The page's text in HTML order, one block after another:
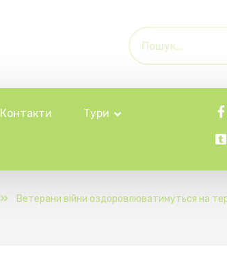
Контакти Тури
Ветерани війни оздоровлюватимуться на